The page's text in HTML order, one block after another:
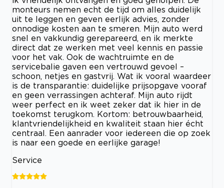
monteurs nemen echt de tijd om alles duidelijk
uit te leggen en geven eerlijk advies, zonder
onnodige kosten aan te smeren. Mijn auto werd
snel en vakkundig gerepareerd, en ik merkte
direct dat ze werken met veel kennis en passie
voor het vak. Ook de wachtruimte en de
servicebalie gaven een vertrouwd gevoel –
schoon, netjes en gastvrij. Wat ik vooral waardeer
is de transparantie: duidelijke prijsopgave vooraf
en geen verrassingen achteraf. Mijn auto rijdt
weer perfect en ik weet zeker dat ik hier in de
toekomst terugkom. Kortom: betrouwbaarheid,
klantvriendelijkheid en kwaliteit staan hier écht
centraal. Een aanrader voor iedereen die op zoek
is naar een goede en eerlijke garage!
Service